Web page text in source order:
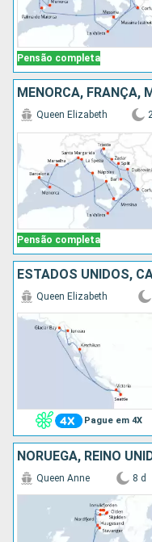
Pensão completa
Pensão completa
Queen Elizabeth
ESTADOS UNIDOS,
Pague em 4X
Queen Elizabeth
NORUEGA, REINO
Queen Anne 8 d